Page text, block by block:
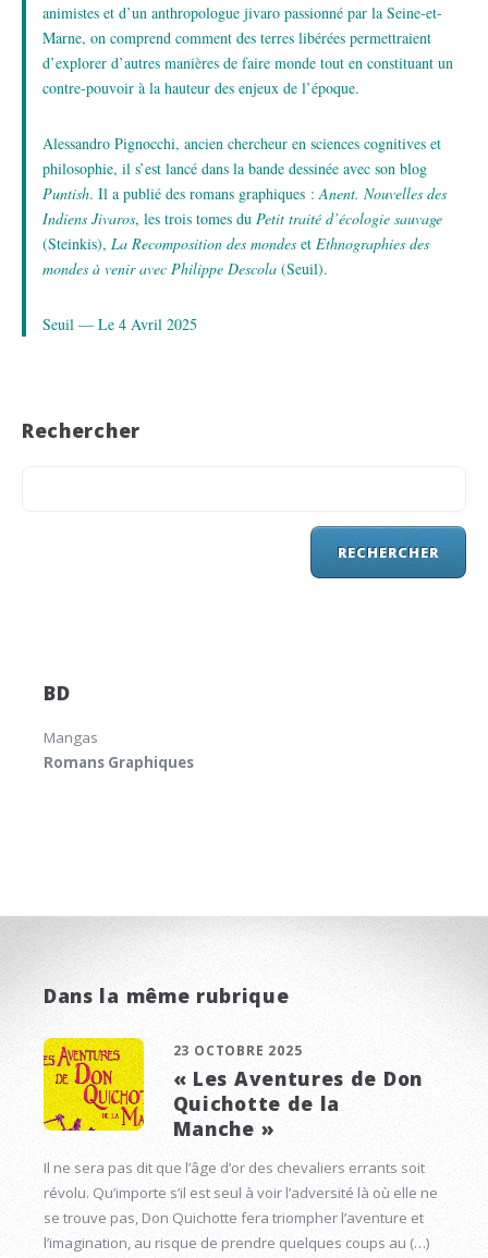
animistes et d’un anthropologue jivaro passionné par la Seine-et-
Marne, on comprend comment des terres libérées permettraient
d’explorer d’autres manières de faire monde tout en constituant un
contre-pouvoir à la hauteur des enjeux de l’époque.
Alessandro Pignocchi, ancien chercheur en sciences cognitives et
philosophie, il s’est lancé dans la bande dessinée avec son blog
Puntish. Il a publié des romans graphiques :Anent. Nouvelles des
Indiens Jivaros, les trois tomes du Petit traité d’écologie sauvage
(Steinkis), La Recomposition des mondes et Ethnographies des
mondes à venir avec Philippe Descola (Seuil).
Seuil — Le 4 Avril 2025
Rechercher
BD
Mangas
Romans Graphiques
Dans la même rubrique
23 OCTOBRE 2025
« Les Aventures de Don
Quichotte de la
Manche »
Il ne sera pas dit que l’âge d’or des chevaliers errants soit
révolu. Qu’importe s’il est seul à voir l’adversité là où elle ne
se trouve pas, Don Quichotte fera triompher l’aventure et
l’imagination, au risque de prendre quelques coups au (…)